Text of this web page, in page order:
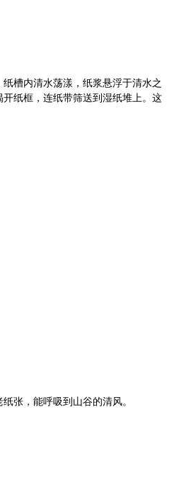
槽内清水荡漾，纸浆悬浮于清水之
纸框，连纸带筛送到湿纸堆上。这
张，能呼吸到山谷的清风。